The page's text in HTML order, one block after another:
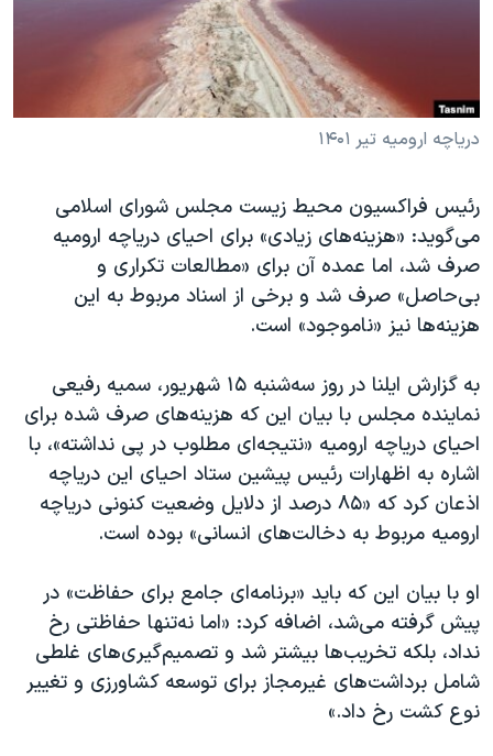
گالری عکس
آرشیو پخش زنده
ورزش زنان در ایران
اعتراضات زن، زندگی، آزادی
مجموعه مستندهای دادخواهی
دادگاه حمید نوری
چهل سال گروگان‌گیری
قانون شفافیت دارائی کادر رهبری ایران
اعتراضات مردمی آبان ۹۸
نرگس محمدی برنده جایزه نوبل صلح
همایش محافظه‌کاران آمریکا «سی‌پک»
صفحه‌های ویژه
سفر پرزیدنت ترامپ به چین
دریاچه ارومیه تیر ۱۴۰۱
رئیس فراکسیون محیط زیست مجلس شورای اسلامی
می‌گوید: «هزینه‌های زیادی» برای احیای دریاچه ارومیه
صرف شد، اما عمده آن برای «مطالعات تکراری و
بی‌حاصل» صرف شد و برخی از اسناد مربوط به این
هزینه‌ها نیز «ناموجود» است.
به گزارش ایلنا در روز سه‌شنبه ۱۵ شهریور، سمیه رفیعی
نماینده مجلس با بیان این که هزینه‌های صرف شده برای
احیای دریاچه ارومیه «نتیجه‌ای مطلوب در پی نداشته»، با
اشاره به اظهارات رئیس پیشین ستاد احیای این دریاچه
اذعان کرد که «۸۵ درصد از دلایل وضعیت کنونی دریاچه
ارومیه مربوط به دخالت‌های انسانی» بوده است.
او با بیان این که باید «برنامه‌ای جامع برای حفاظت» در
پیش گرفته می‌شد، اضافه کرد: «اما نه‌تنها حفاظتی رخ
نداد، بلکه تخریب‌ها بیشتر شد و تصمیم‌گیری‌های غلطی
شامل برداشت‌های غیرمجاز برای توسعه کشاورزی و تغییر
نوع کشت رخ داد.»